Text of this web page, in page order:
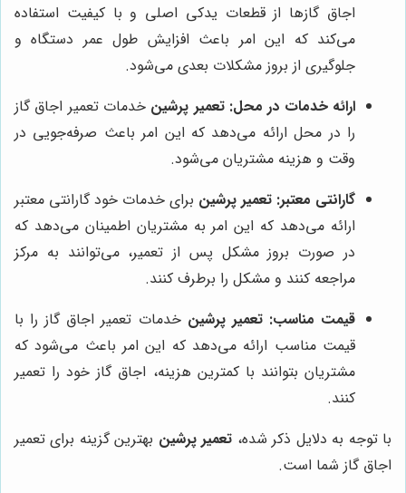
اجاق گازها از قطعات یدکی اصلی و با کیفیت استفاده
می‌کند که این امر باعث افزایش طول عمر دستگاه و
جلوگیری از بروز مشکلات بعدی می‌شود.
ارائه خدمات در محل: تعمیر پرشین خدمات تعمیر اجاق گاز
را در محل ارائه می‌دهد که این امر باعث صرفه‌جویی در
وقت و هزینه مشتریان می‌شود.
گارانتی معتبر: تعمیر پرشین برای خدمات خود گارانتی معتبر
ارائه می‌دهد که این امر به مشتریان اطمینان می‌دهد که
در صورت بروز مشکل پس از تعمیر، می‌توانند به مرکز
مراجعه کنند و مشکل را برطرف کنند.
قیمت مناسب: تعمیر پرشین خدمات تعمیر اجاق گاز را با
قیمت مناسب ارائه می‌دهد که این امر باعث می‌شود که
مشتریان بتوانند با کمترین هزینه، اجاق گاز خود را تعمیر
کنند.
با توجه به دلایل ذکر شده، تعمیر پرشین بهترین گزینه برای تعمیر
اجاق گاز شما است.